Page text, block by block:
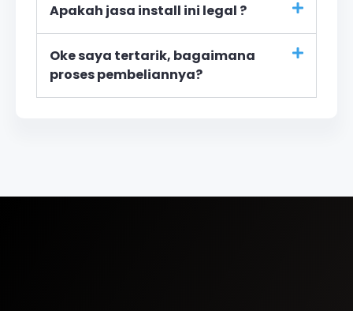
Apakah jasa install ini legal ?
Oke saya tertarik, bagaimana
proses pembeliannya?